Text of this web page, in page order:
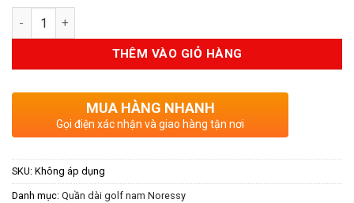
Số lượng
THÊM VÀO GIỎ HÀNG
MUA HÀNG NHANH
Gọi điện xác nhận và giao hàng tận nơi
SKU: Không áp dụng
Danh mục: Quần dài golf nam Noressy